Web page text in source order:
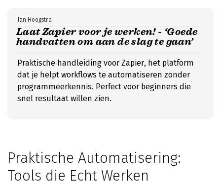
Laat Zapier voor je werken! - ‘Goede
handvatten om aan de slag te gaan’
Jan Hoogstra
Praktische handleiding voor Zapier, het platform
dat je helpt workflows te automatiseren zonder
programmeerkennis. Perfect voor beginners die
snel resultaat willen zien.
Praktische Automatisering:
Tools die Echt Werken